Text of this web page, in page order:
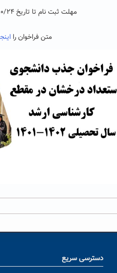
مهلت ثبت نام تا تاریخ ۱۴۰۰/۱۰/۲۴ تمدید شد
متن فراخوان را
دسترسی سریع